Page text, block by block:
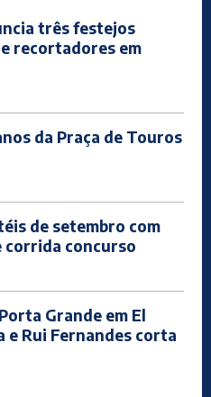
três festejos
recortadores em
da Praça de Touros
de setembro com
corrida concurso
Grande em El
e Rui Fernandes corta